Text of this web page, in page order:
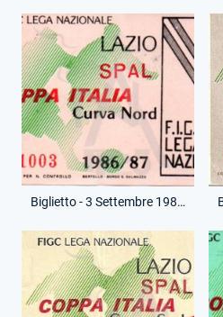
Biglietto - 3 Settembre 1986 - Coppa Italia - Lazio-Spal